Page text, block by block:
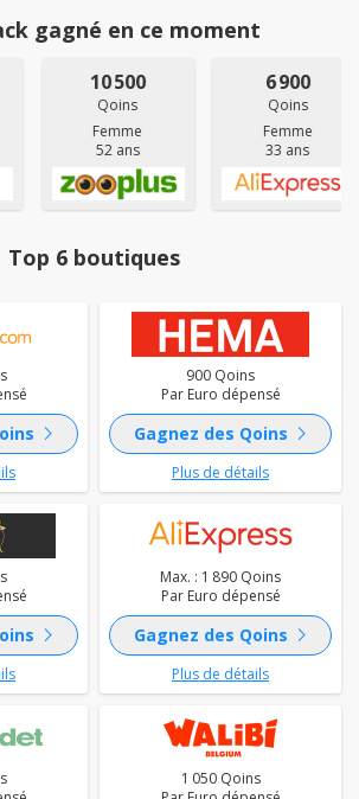
gagné en ce moment
10 500
Qoins
Femme
52 ans
6 900
Qoins
Femme
33 ans
Top 6 boutiques
chevron_right
900 Qoins
Par Euro dépensé
Gagnez des Qoins chevron_right
Plus de détails
chevron_right
Max. : 1 890 Qoins
Par Euro dépensé
Gagnez des Qoins chevron_right
Plus de détails
1 050 Qoins